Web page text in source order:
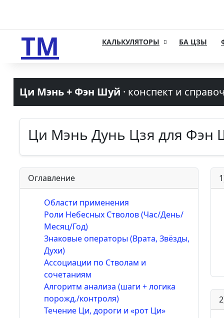
ТМ КАЛЬКУЛЯТОРЫ БА ЦЗЫ
Ци Мэнь + Фэн Шуй · конспект и
Ци Мэнь Дунь Цзя для Фэн
Оглавление
Области применения
Роли Небесных Стволов (Час/День/
Месяц/Год)
Знаковые операторы (Врата, Звёзды,
Духи)
Ассоциации по Стволам и
сочетаниям
Алгоритм анализа (шаги + логика
порожд./контроля)
Течение Ци, дороги и «рот Ци»